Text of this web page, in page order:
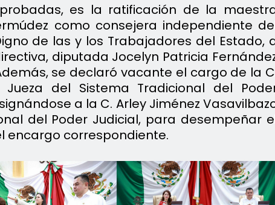
es la ratificación de la
como consejera independiente
de las y los Trabajadores del Estado,
diputada Jocelyn Patricia
se declaró vacante el cargo de la
del Sistema Tradicional del
a la C. Arley Jiménez
del Poder Judicial, para desempeñar
encargo correspondiente.